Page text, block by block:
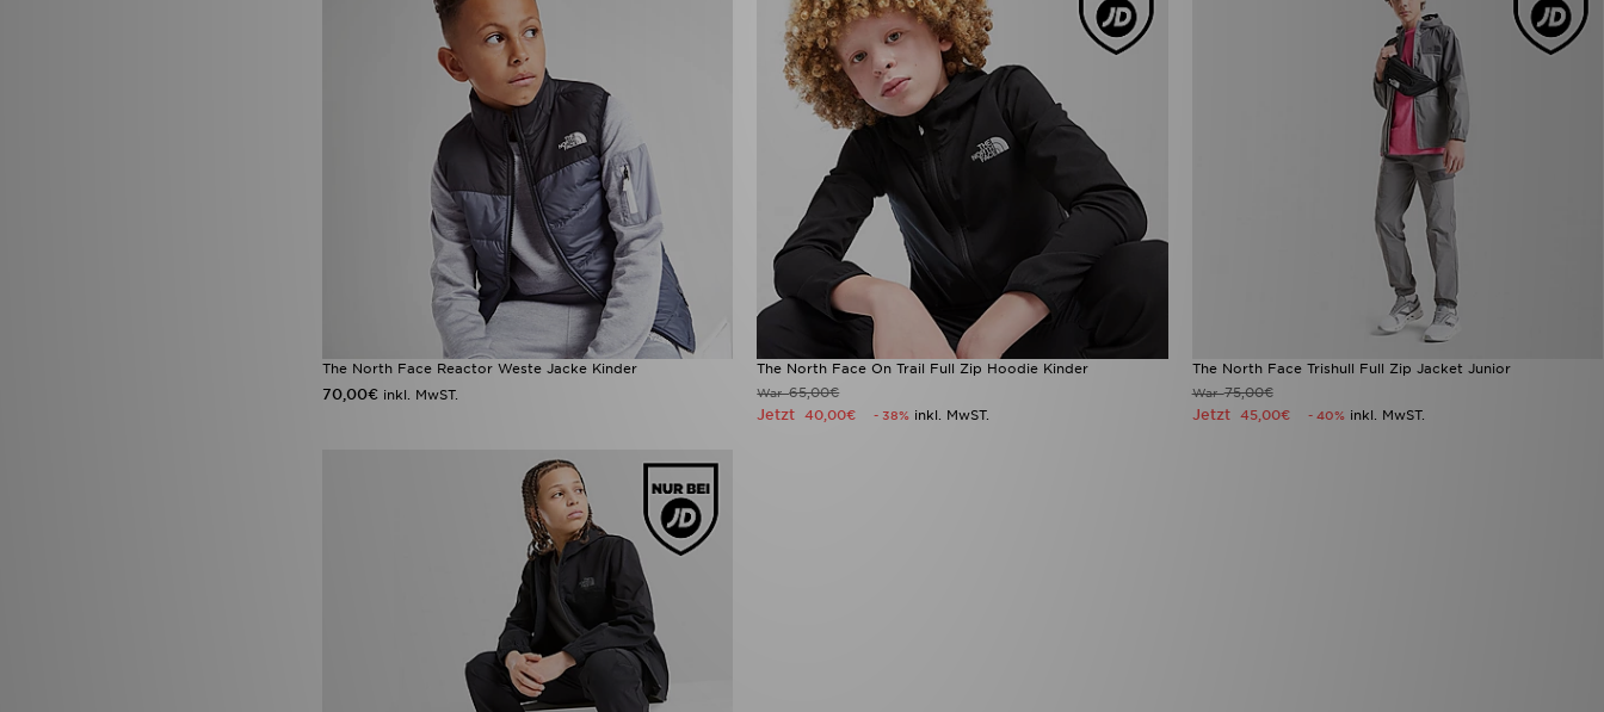
The North Face Reactor Weste Jacke Kinder
70,00€ inkl. MwST.
The North Face On Trail Full Zip Hoodie Kinder
War65,00€
Jetzt40,00€ - 38% inkl. MwST.
The North Face Trishull Full Zip Jacket Junior
War75,00€
Jetzt 45,00€ - 40% inkl. MwST.